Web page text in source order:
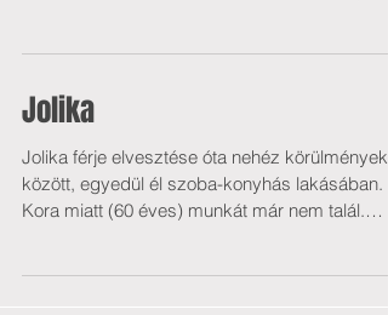
Jolika
Jolika férje elvesztése óta nehéz körülmények
között, egyedül él szoba-konyhás lakásában.
Kora miatt (60 éves) munkát már nem talál.